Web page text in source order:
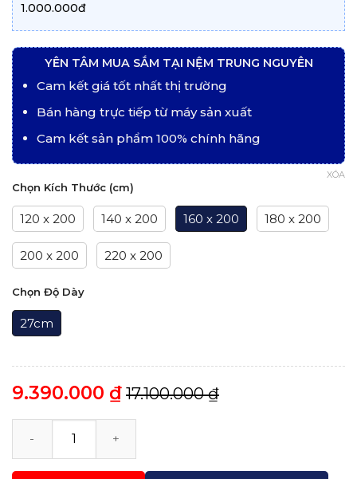
1.000.000đ
YÊN TÂM MUA SẮM TẠI NỆM TRUNG NGUYÊN
Cam kết giá tốt nhất thị trường
Bán hàng trực tiếp từ máy sản xuất
Cam kết sản phẩm 100% chính hãng
Chọn Kích Thước (cm)
120 x 200 140 x 200 160 x 200 180 x 200
200 x 200 220 x 200
Chọn Độ Dày
27cm
XÓA
9.390.000 ₫ 17.100.000₫
Nệm Lò Xo Túi Độc Lập Gold Hybrid Trung Nguyên